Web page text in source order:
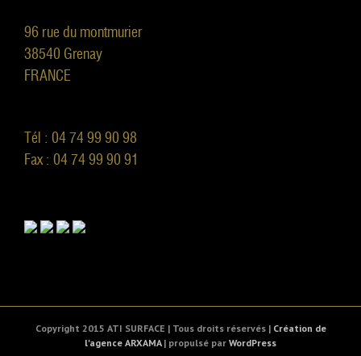
96 rue du montmurier
38540 Grenay
FRANCE
Tél : 04 74 99 90 98
Fax : 04 74 99 90 91
Copyright 2015 ATI SURFACE | Tous droits réservés | Création de
l'agence ARXAMA| propulsé par WordPress